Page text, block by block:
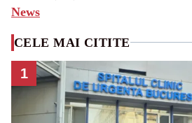
News
CELE MAI CITITE
1